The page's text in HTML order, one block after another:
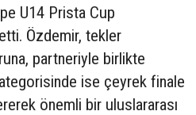
U14 Prista Cup
Özdemir, tekler
partneriyle birlikte
ise çeyrek finale
önemli bir uluslararası